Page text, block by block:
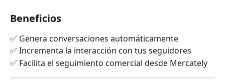
Beneficios
✅ Genera conversaciones automáticamente
✅ Incrementa la interacción con tus seguidores
✅ Facilita el seguimiento comercial desde Mercately